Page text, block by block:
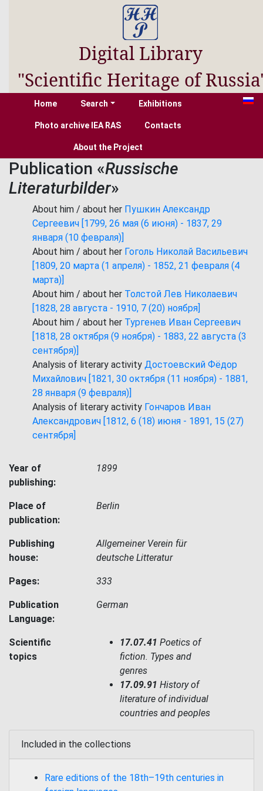
Digital Library
"Scientific Heritage of
Home Search Exhibitions
Photo archive IEA RAS Contacts
About the Project
Publication «Russische
Literaturbilder»
About him / about her Пушкин Александр
Сергеевич [1799, 26 мая (6 июня) - 1837, 29
января (10 февраля)]
About him / about her Гоголь Николай Васильевич
[1809, 20 марта (1 апреля) - 1852, 21 февраля (4
марта)]
About him / about her Толстой Лев Николаевич
[1828, 28 августа - 1910, 7 (20) ноября]
About him / about her Тургенев Иван Сергеевич
[1818, 28 октября (9 ноября) - 1883, 22 августа (3
сентября)]
Analysis of literary activity Достоевский Фёдор
Михайлович [1821, 30 октября (11 ноября) - 1881,
28 января (9 февраля)]
Analysis of literary activity Гончаров Иван
Александрович [1812, 6 (18) июня - 1891, 15 (27)
сентября]
Year of
publishing:
1899
Place of
publication:
Berlin
Publishing
house:
Allgemeiner Verein für
deutsche Litteratur
Pages: 333
Publication
Language:
German
Scientific
topics
17.07.41 Poetics of
fiction. Types and
genres
17.09.91 History of
literature of individual
countries and peoples
Included in the collections
Rare editions of the 18th–19th centuries in